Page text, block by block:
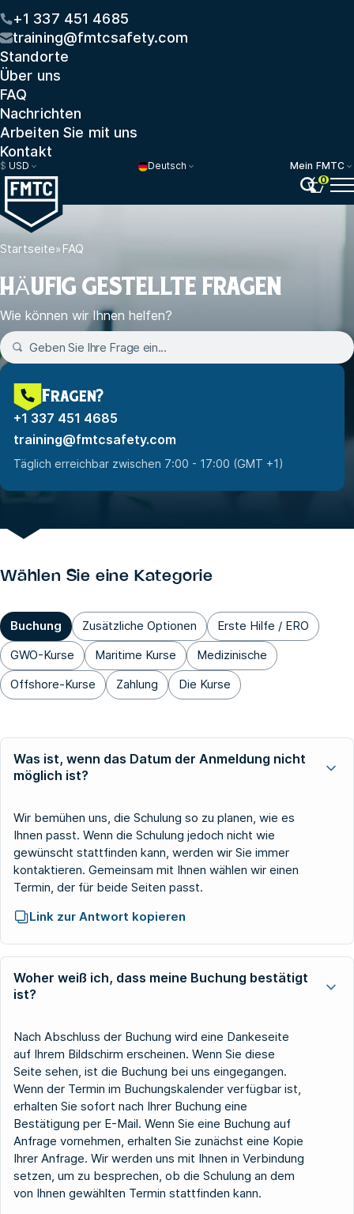
+1 337 451 4685
training@fmtcsafety.com
Standorte
Über uns
FAQ
Nachrichten
Arbeiten Sie mit uns
Kontakt
$ USD Deutsch
Mein FMTC
0
Startseite» FAQ
HÄUFIG GESTELLTE FRAGEN
Wie können wir Ihnen helfen?
Fragen?
+1 337 451 4685
training@fmtcsafety.com
Täglich erreichbar zwischen 7:00 - 17:00 (GMT +1)
Wählen Sie eine Kategorie
Buchung Zusätzliche Optionen
Erste Hilfe / ERO
GWO-Kurse
Maritime Kurse
Medizinische
Offshore-Kurse
Zahlung Die Kurse
Was ist, wenn das Datum der Anmeldung nicht
möglich ist?
Wir bemühen uns, die Schulung so zu planen, wie es
Ihnen passt. Wenn die Schulung jedoch nicht wie
gewünscht stattfinden kann, werden wir Sie immer
kontaktieren. Gemeinsam mit Ihnen wählen wir einen
Termin, der für beide Seiten passt.
Link zur Antwort kopieren
Woher weiß ich, dass meine Buchung bestätigt
ist?
Nach Abschluss der Buchung wird eine Dankeseite
auf Ihrem Bildschirm erscheinen. Wenn Sie diese
Seite sehen, ist die Buchung bei uns eingegangen.
Wenn der Termin im Buchungskalender verfügbar ist,
erhalten Sie sofort nach Ihrer Buchung eine
Bestätigung per E-Mail. Wenn Sie eine Buchung auf
Anfrage vornehmen, erhalten Sie zunächst eine Kopie
Ihrer Anfrage. Wir werden uns mit Ihnen in Verbindung
setzen, um zu besprechen, ob die Schulung an dem
von Ihnen gewählten Termin stattfinden kann.